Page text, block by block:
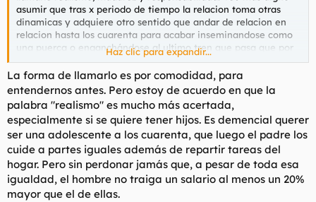
asumir que tras x periodo de tiempo la relacion toma otras
dinamicas y adquiere otro sentido que andar de relacion en
relacion hasta los cuarenta para acabar inseminandose como
una puerca o enganchándose al ultimo tren que pasa que por
lo general no vale ni una decima parte de todos los
pretendientes que ha ido rechazando en su vida.
Haz clic para expandir...
La forma de llamarlo es por comodidad, para
entendernos antes. Pero estoy de acuerdo en que la
palabra "realismo" es mucho más acertada,
especialmente si se quiere tener hijos. Es demencial querer
ser una adolescente a los cuarenta, que luego el padre los
cuide a partes iguales además de repartir tareas del
hogar. Pero sin perdonar jamás que, a pesar de toda esa
igualdad, el hombre no traiga un salario al menos un 20%
mayor que el de ellas.